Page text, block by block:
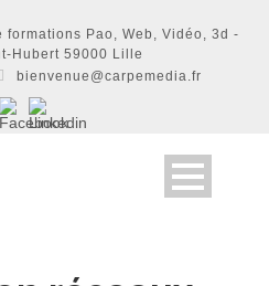
formations Pao, Web, Vidéo, 3d -
Hubert 59000 Lille
bienvenue@carpemedia.fr